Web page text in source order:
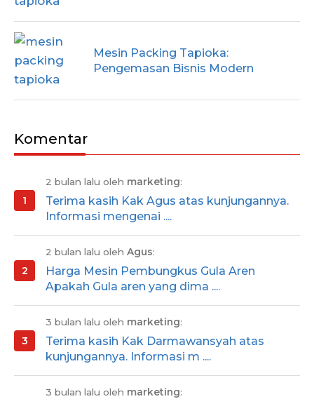
Mesin Packing Tapioka:
Pengemasan Bisnis Modern
Komentar
2 bulan lalu oleh marketing:
Terima kasih Kak Agus atas kunjungannya.
Informasi mengenai ....
2 bulan lalu oleh Agus:
Harga Mesin Pembungkus Gula Aren
Apakah Gula aren yang dima ....
3 bulan lalu oleh marketing:
Terima kasih Kak Darmawansyah atas
kunjungannya. Informasi m ....
3 bulan lalu oleh marketing: